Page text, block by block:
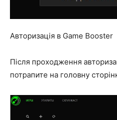
Авторизація в Game Booster
Після проходження
потрапите на головну